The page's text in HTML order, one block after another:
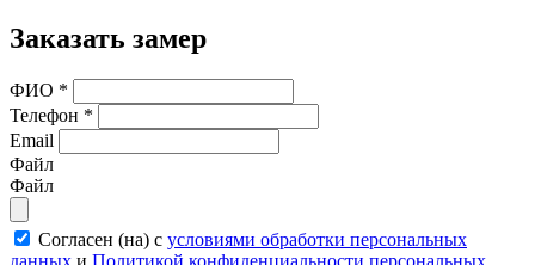
Заказать замер
ФИО *
Телефон *
Email
Файл
Файл
Согласен (на) с условиями обработки персональных
данных и Политикой конфиденциальности персональных